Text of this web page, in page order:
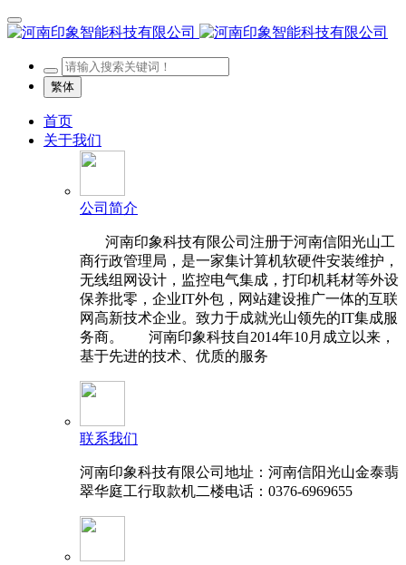
繁体
首页
关于我们
公司简介
河南印象科技有限公司注册于河南信阳光山工
商行政管理局，是一家集计算机软硬件安装维护，
无线组网设计，监控电气集成，打印机耗材等外设
保养批零，企业IT外包，网站建设推广一体的互联
网高新技术企业。致力于成就光山领先的IT集成服
务商。 河南印象科技自2014年10月成立以来，
基于先进的技术、优质的服务
联系我们
河南印象科技有限公司地址：河南信阳光山金泰翡
翠华庭工行取款机二楼电话：0376-6969655